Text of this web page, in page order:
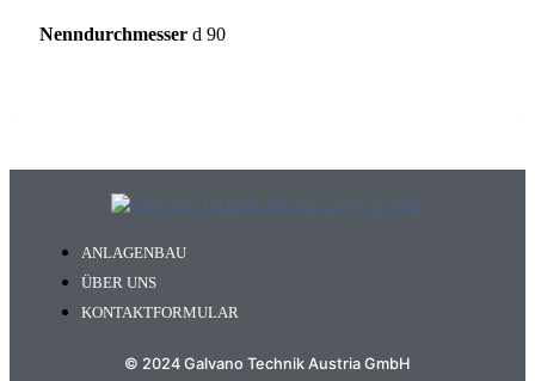
Nenndurchmesser d 90
ANLAGENBAU
ÜBER UNS
KONTAKTFORMULAR
© 2024 Galvano Technik Austria GmbH